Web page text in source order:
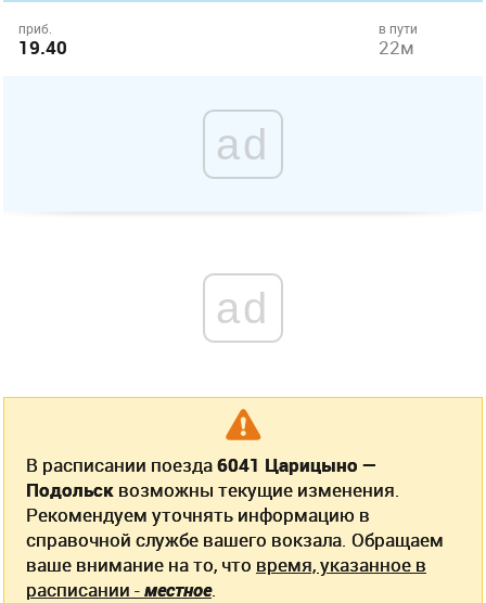
приб.
19.40
в пути
22м
ad
ad
В расписании поезда6041 Царицыно —
Подольск возможны текущие изменения.
Рекомендуем уточнять информацию в
справочной службе вашего вокзала. Обращаем
ваше внимание на то, что время, указанное в
расписании -местное.